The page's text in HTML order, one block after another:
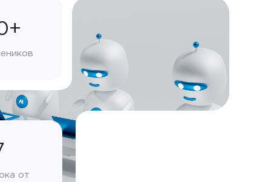
от